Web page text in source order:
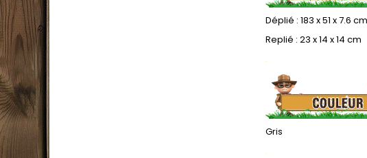
Déplié : 183 x 51 x 7.6 cm
Replié : 23 x 14 x 14 cm
.
Gris
.